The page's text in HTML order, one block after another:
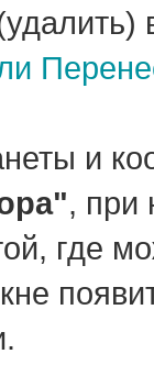
и
, при
где